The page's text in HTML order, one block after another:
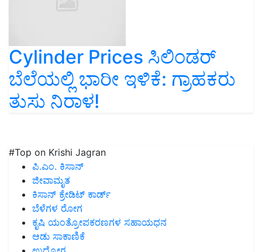
Cylinder Prices ಸಿಲಿಂಡರ್‌
ಬೆಲೆಯಲ್ಲಿ ಭಾರೀ ಇಳಿಕೆ: ಗ್ರಾಹಕರು
ತುಸು ನಿರಾಳ!
#Top on Krishi Jagran
ಪಿ.ಎಂ. ಕಿಸಾನ್
ಜೀವಾಮೃತ
ಕಿಸಾನ್ ಕ್ರೇಡಿಟ್ ಕಾರ್ಡ್
ಬೆಳೆಗಳ ರೋಗ
ಕೃಷಿ ಯಂತ್ರೋಪಕರಣಗಳ ಸಹಾಯಧನ
ಆಡು ಸಾಕಾಣಿಕೆ